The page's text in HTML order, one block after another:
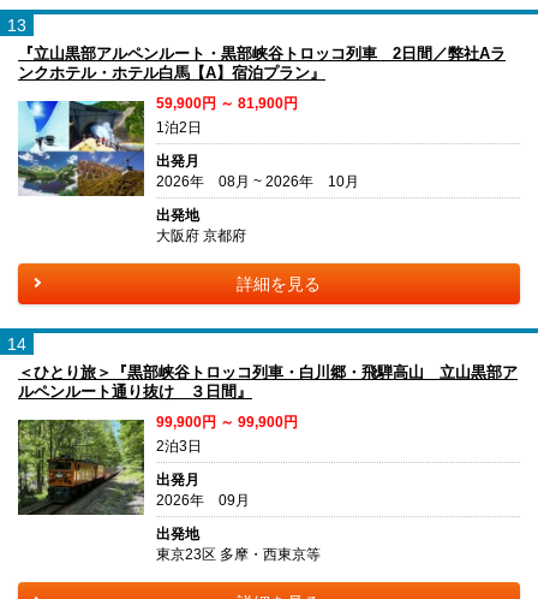
13
『立山黒部アルペンルート・黒部峡谷トロッコ列車 2日間／弊社Aラ
ンクホテル・ホテル白馬【A】宿泊プラン』
59,900円 ～ 81,900円
1泊2日
出発月
2026年 08月 ~ 2026年 10月
出発地
大阪府 京都府
詳細を見る
14
＜ひとり旅＞『黒部峡谷トロッコ列車・白川郷・飛騨高山 立山黒部ア
ルペンルート通り抜け ３日間』
99,900円 ～ 99,900円
2泊3日
出発月
2026年 09月
出発地
東京23区 多摩・西東京等